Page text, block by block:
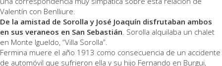
Valentín con Benlliure.
De la amistad de Sorolla y José Joaquín disfrutaban ambos
en sus veraneos en San Sebastián. Sorolla alquilaba un chalet
en Monte Igueldo, “Villa Sorolla”.
Fermina muere el año 1913 como consecuencia de un accidente
de automóvil que sufrieron ella y su hijo Fernando en Burgui,